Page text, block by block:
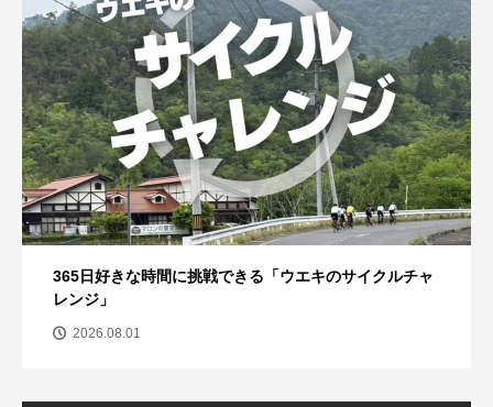
365日好きな時間に挑戦できる「ウエキのサイクルチャ
レンジ」
2026.08.01